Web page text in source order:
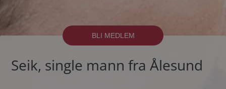
BLI MEDLEM
Seik, single mann fra Ålesund